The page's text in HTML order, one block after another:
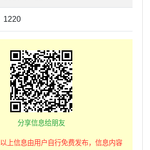
1220
分享信息给朋友
以上信息由用户自行免费发布，信息内容